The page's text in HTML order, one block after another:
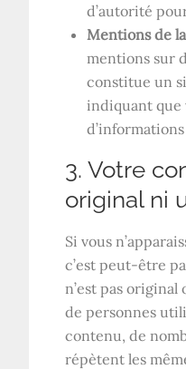
d’autorité
Mentions de
mentions sur
constitue un
indiquant que
3. Votre
original ni
Si vous
c’est peut-être
n’est pas
de personnes
contenu, de
répètent les